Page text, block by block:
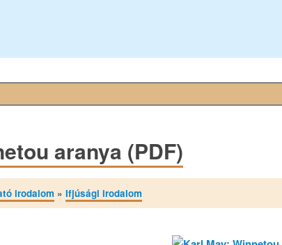
aranya (PDF)
irodalom» Ifjúsági irodalom